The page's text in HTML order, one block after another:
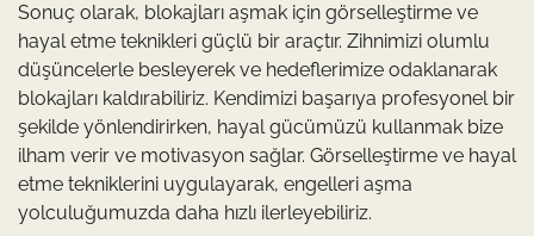
Sonuç olarak, blokajları aşmak için görselleştirme ve
hayal etme teknikleri güçlü bir araçtır. Zihnimizi olumlu
düşüncelerle besleyerek ve hedeflerimize odaklanarak
blokajları kaldırabiliriz. Kendimizi başarıya profesyonel bir
şekilde yönlendirirken, hayal gücümüzü kullanmak bize
ilham verir ve motivasyon sağlar. Görselleştirme ve hayal
etme tekniklerini uygulayarak, engelleri aşma
yolculuğumuzda daha hızlı ilerleyebiliriz.